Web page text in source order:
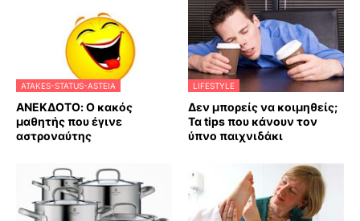
ATAKES-STATUS-ASTEIA
ΑΝΕΚΔΟΤΟ: Ο κακός
μαθητής που έγινε
αστροναύτης
LIFESTYLE
Δεν μπορείς να κοιμηθείς;
Τα tips που κάνουν τον
ύπνο παιχνιδάκι